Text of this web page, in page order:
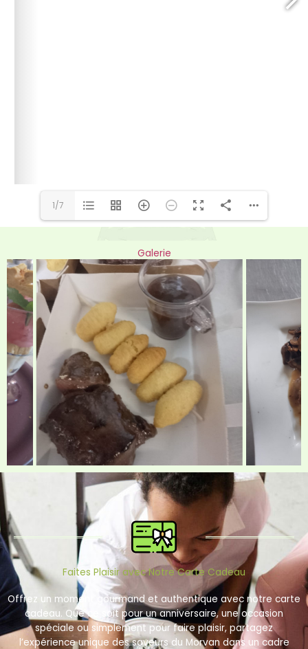
1/7
Galerie
Faites Plaisir avec Notre Carte Cadeau
Offrez un moment gourmand et authentique avec notre carte
cadeau. Que ce soit pour un anniversaire, une occasion
spéciale ou simplement pour faire plaisir, partagez
l’expérience unique des saveurs du Morvan dans un cadre